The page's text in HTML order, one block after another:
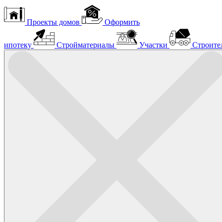
Проекты домов Оформить
ипотеку Стройматериалы Участки